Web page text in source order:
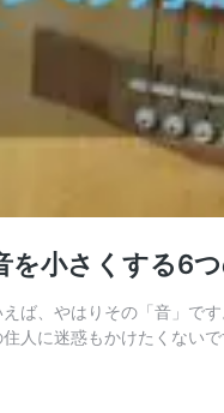
を小さくする6
ば、やはりその「音」で
人に迷惑もかけたくない